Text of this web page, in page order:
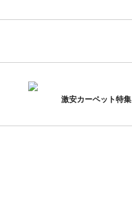
激安カーペット特集